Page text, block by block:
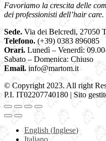
Favoriamo la crescita delle
dei professionisti dell’hair care.
Sede. Via dei Belcredi, 27050
Telefono. (+39) 0383 896085
Orari. Lunedì – Venerdì:
Sabato – Domenica: Chiuso
Email. info@martom.it
© Copyright 2023. All right
P.I. IT02207740180 | Sito
English (Inglese)
Italiano